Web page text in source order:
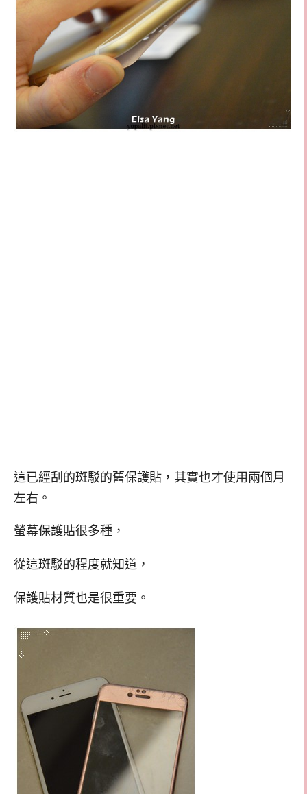
這已經刮的斑駁的舊保護貼，其實也才使用兩個月
左右。
螢幕保護貼很多種，
從這斑駁的程度就知道，
保護貼材質也是很重要。